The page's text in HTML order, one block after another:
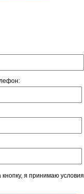
я принимаю условия